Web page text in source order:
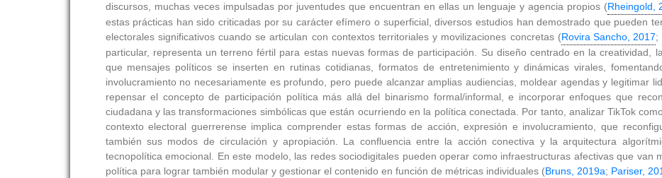
discursos, muchas veces impulsadas por juventudes que encuentran en ellas un lenguaje y agencia propios (Rheingold,
estas prácticas han sido criticadas por su carácter efímero o superficial, diversos estudios han demostrado que pueden
electorales significativos cuando se articulan con contextos territoriales y movilizaciones concretas (Rovira Sancho, 2017;
particular, representa un terreno fértil para estas nuevas formas de participación. Su diseño centrado en la creatividad,
que mensajes políticos se inserten en rutinas cotidianas, formatos de entretenimiento y dinámicas virales,
involucramiento no necesariamente es profundo, pero puede alcanzar amplias audiencias, moldear agendas y legitimar
repensar el concepto de participación política más allá del binarismo formal/informal, e incorporar enfoques que
ciudadana y las transformaciones simbólicas que están ocurriendo en la política conectada. Por tanto, analizar TikTok
contexto electoral guerrerense implica comprender estas formas de acción, expresión e involucramiento, que
también sus modos de circulación y apropiación. La confluencia entre la acción conectiva y la arquitectura
tecnopolítica emocional. En este modelo, las redes sociodigitales pueden operar como infraestructuras afectivas que van
política para lograr también modular y gestionar el contenido en función de métricas individuales (Bruns, 2019a; Pariser,